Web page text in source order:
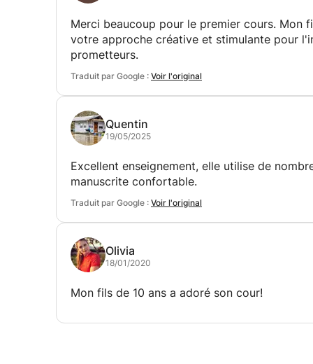
Merci beaucoup pour le premier cours. Mon
votre approche créative et stimulante pour
prometteurs.
Traduit par Google : Voir l'original
Quentin
19/05/2025
Excellent enseignement, elle utilise de
manuscrite confortable.
Traduit par Google : Voir l'original
Olivia
18/01/2020
Mon fils de 10 ans a adoré son cour!